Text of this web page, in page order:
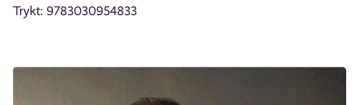
Trykt: 9783030954833